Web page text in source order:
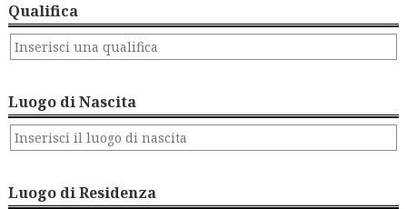
Qualifica
Luogo di Nascita
Luogo di Residenza